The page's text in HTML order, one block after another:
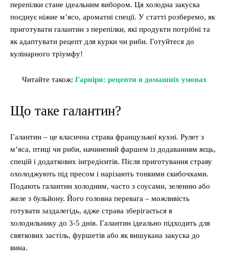
перепілки стане ідеальним вибором. Ця холодна закуска
поєднує ніжне м’ясо, ароматні спеції. У статті розберемо, як
приготувати галантин з перепілки, які продукти потрібні та
як адаптувати рецепт для курки чи риби. Готуйтеся до
кулінарного тріумфу!
Читайте також: Гарніри: рецепти в домашніх умовах
Що таке галантин?
Галантин – це класична страва французької кухні. Рулет з
м’яса, птиці чи риби, начинений фаршем із додаванням яєць,
спецій і додаткових інгредієнтів. Після приготування страву
охолоджують під пресом і нарізають тонкими скибочками.
Подають галантин холодним, часто з соусами, зеленню або
желе з бульйону. Його головна перевага – можливість
готувати заздалегідь, адже страва зберігається в
холодильнику до 3-5 днів. Галантин ідеально підходить для
святкових застіль, фуршетів або як вишукана закуска до
вина.